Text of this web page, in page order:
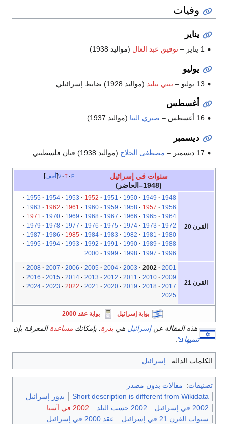
وفيات
يناير
1 يناير – توفيق عبد العال (مواليد 1938)
يوليو
13 يوليو – بيني بيليد (مواليد 1928) ضابط إسرائيلي.
أغسطس
16 أغسطس – صبري البنا (مواليد 1937)
ديسمبر
17 ديسمبر – مصطفى الحلاج (مواليد 1938) فنان فلسطيني.
أخف v t e
سنوات في إسرائيل
(1948–الحاضر)
القرن 20
1948
1949
1950
1951
1952
1953
1954
1955
1956
1957
1958
1959
1960
1961
1962
1963
1964
1965
1966
1967
1968
1969
1970
1971
1972
1973
1974
1975
1976
1977
1978
1979
1980
1981
1982
1983
1984
1985
1986
1987
1988
1989
1990
1991
1992
1993
1994
1995
1996
1997
1998
1999
2000
القرن 21
2001
2002
2003
2004
2005
2006
2007
2008
2009
2010
2011
2012
2013
2014
2015
2016
2017
2018
2019
2020
2021
2022
2023
2024
2025
بوابة إسرائيل بوابة عقد 2000
هذه المقالة عنإسرائيل هي بذرة. بإمكانك مساعدة المعرفة بإن
تنميها
.
الكلمات الدالة: إسرائيل
تصنيفات: مقالات بدون مصدر
Short description is different from Wikidata
بذور إسرائيل
2002 في إسرائيل
2002 حسب البلد
2002 في آسيا
سنوات القرن 21 في إسرائيل
عقد 2000 في إسرائيل